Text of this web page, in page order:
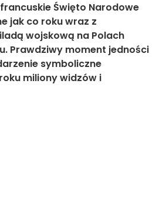
Święto Narodowe
jak co roku wraz z
wojskową na Polach
Prawdziwy moment jedności
symboliczne
miliony widzów i